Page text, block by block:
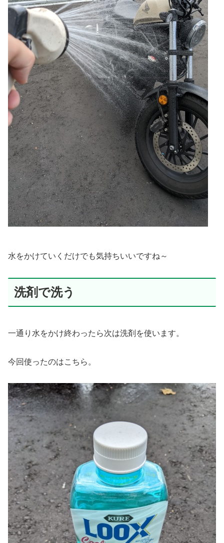
水をかけていくだけでも気持ちいいですね～
洗剤で洗う
一通り水をかけ終わったら次は洗剤を使います。
今回使ったのはこちら。